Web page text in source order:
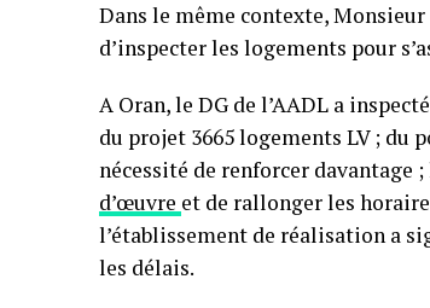
Dans le même contexte,
d’inspecter les logements pour
A Oran, le DG de l’AADL a
du projet 3665 logements LV ; du
nécessité de renforcer davantage
d’œuvre et de rallonger les
l’établissement de réalisation a
les délais.